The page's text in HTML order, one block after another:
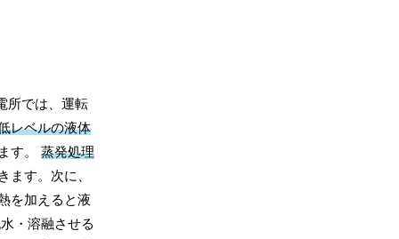
所では、運転
レベルの液体
す。 蒸発処理
ます。次に、
を加えると液
・溶融させる